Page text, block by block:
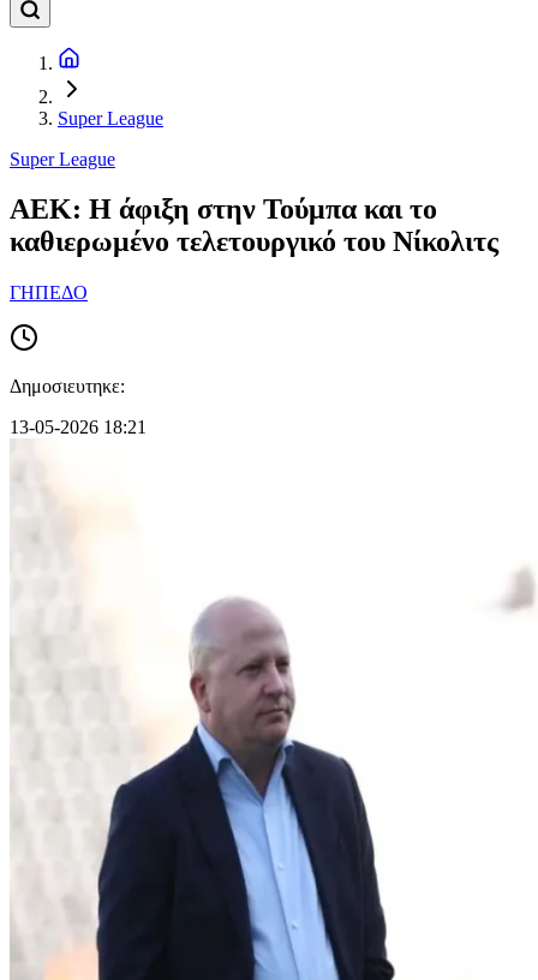
Super League
Super League
ΑΕΚ: Η άφιξη στην Τούμπα και το
καθιερωμένο τελετουργικό του Νίκολιτς
ΓΗΠΕΔΟ
Δημοσιευτηκε:
13-05-2026 18:21